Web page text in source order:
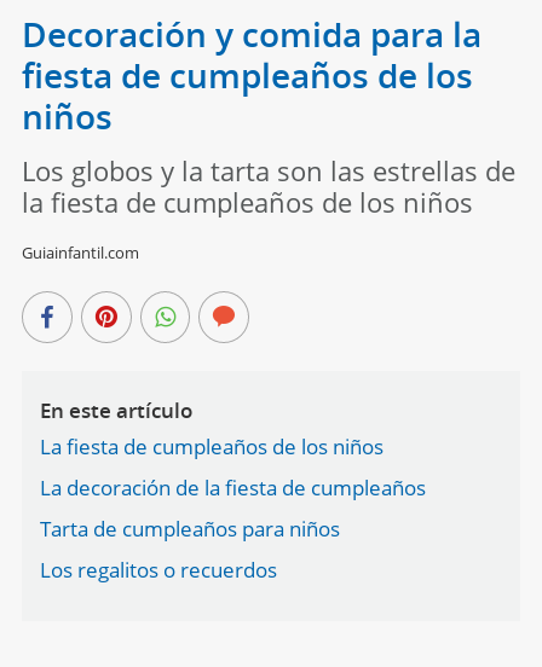
Decoración y comida para la
fiesta de cumpleaños de los
niños
Los globos y la tarta son las estrellas de
la fiesta de cumpleaños de los niños
Guiainfantil.com
En este artículo
La fiesta de cumpleaños de los niños
La decoración de la fiesta de cumpleaños
Tarta de cumpleaños para niños
Los regalitos o recuerdos